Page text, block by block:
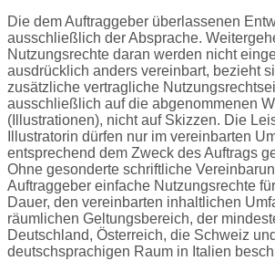
Die dem Auftraggeber überlassenen
ausschließlich der Absprache.
Nutzungsrechte daran werden nicht
ausdrücklich anders vereinbart, bezieht
zusätzliche vertragliche
ausschließlich auf die abgenommenen
(Illustrationen), nicht auf Skizzen. Die
Illustratorin dürfen nur im vereinbarten
entsprechend dem Zweck des Auftrags
Ohne gesonderte schriftliche
Auftraggeber einfache Nutzungsrechte
Dauer, den vereinbarten inhaltlichen
räumlichen Geltungsbereich, der
Deutschland, Österreich, die Schweiz
deutschsprachigen Raum in Italien